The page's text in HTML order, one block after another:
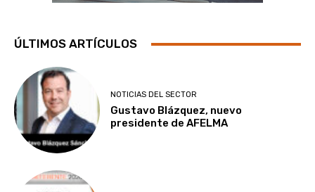
ÚLTIMOS ARTÍCULOS
NOTICIAS DEL SECTOR
Gustavo Blázquez, nuevo
presidente de AFELMA